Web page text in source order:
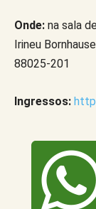
Onde: na sala
Irineu
88025-201
Ingressos: